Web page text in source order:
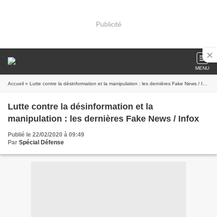
Publicité
MENU
Accueil » Lutte contre la désinformation et la manipulation : les dernières Fake News / Infox
Lutte contre la désinformation et la
manipulation : les dernières Fake News / Infox
Publié le 22/02/2020 à 09:49
Par Spécial Défense